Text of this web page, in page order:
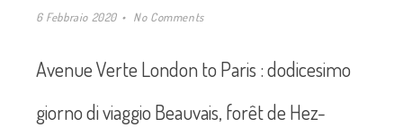
6 Febbraio 2020 No Comments
Avenue Verte London to Paris : dodicesimo
giorno di viaggio Beauvais, forêt de Hez-